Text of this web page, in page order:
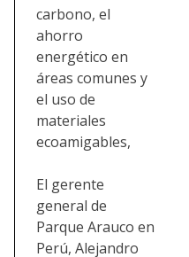
carbono, el
ahorro
energético en
áreas comunes y
el uso de
materiales
ecoamigables,
El gerente
general de
Parque Arauco en
Perú, Alejandro